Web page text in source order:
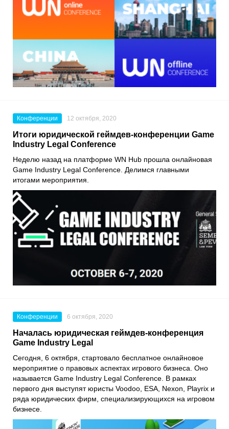
Конференции 12 октября, 2020
Итоги юридической геймдев-конференции Game
Industry Legal Conference
Неделю назад на платформе WN Hub прошла онлайновая
Game Industry Legal Conference. Делимся главными
итогами мероприятия.
Конференции 6 октября, 2020
Началась юридическая геймдев-конференция
Game Industry Legal
Сегодня, 6 октября, стартовало бесплатное онлайновое
мероприятие о правовых аспектах игрового бизнеса. Оно
называется Game Industry Legal Conference . В рамках
первого дня выступят юристы Voodoo ESA Nexon Playrix и
ряда юридических фирм, специализирующихся на игровом
бизнесе.